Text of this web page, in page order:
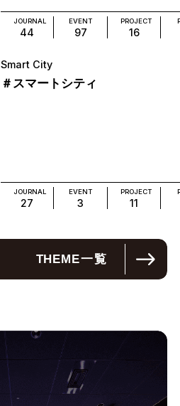
JOURNAL
44
EVENT
97
PROJECT
16
Smart City
＃スマートシティ
JOURNAL
27
EVENT
3
PROJECT
11
THEME一覧